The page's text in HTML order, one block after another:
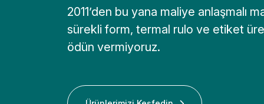
2011’den bu yana maliye anlaşmalı
sürekli form, termal rulo ve etiket
ödün vermiyoruz.